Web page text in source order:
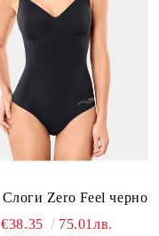
Боди Слоги Zero Feel черно
€38.35 75.01лв.